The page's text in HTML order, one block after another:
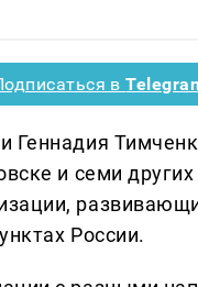
в
Геннадия
и семи
России.